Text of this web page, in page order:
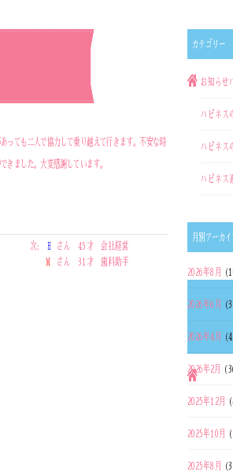
っても二人で協力して乗り越えて行きます。不安な時
きました。大変感謝しています。
次: H さん 45才 会社経営
M
さん 31才 歯科助手
カテゴリー
お知らせ
ハピネス
ハピネス
ハピネス
月別アーカイ
2026年8月
2026年6月
2026年4月
2026年2月
2025年12月
2025年10月
2025年8月